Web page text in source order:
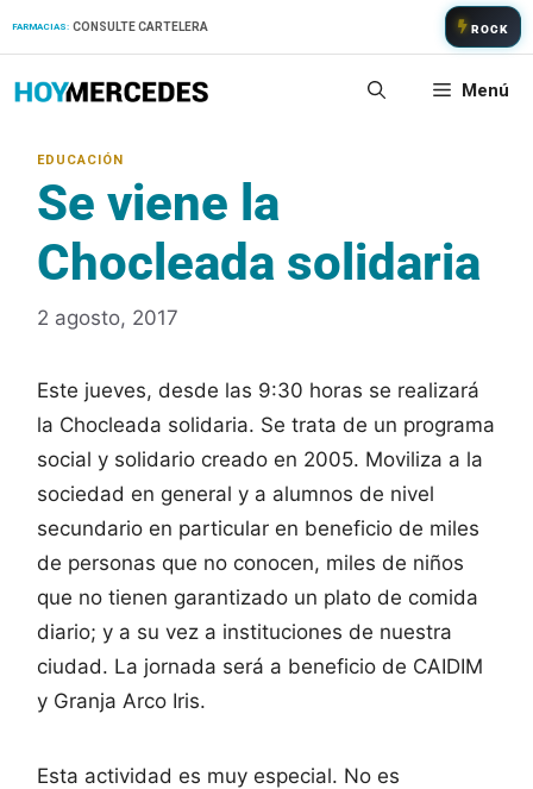
FARMACIAS: CONSULTE CARTELERA ROCK
Menú
Se viene la
Chocleada solidaria
2 agosto, 2017
Este jueves, desde las 9:30 horas se realizará
la Chocleada solidaria. Se trata de un programa
social y solidario creado en 2005. Moviliza a la
sociedad en general y a alumnos de nivel
secundario en particular en beneficio de miles
de personas que no conocen, miles de niños
que no tienen garantizado un plato de comida
diario; y a su vez a instituciones de nuestra
ciudad. La jornada será a beneficio de CAIDIM
y Granja Arco Iris.
Esta actividad es muy especial. No es